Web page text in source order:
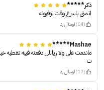
ذكر*****
اتمنى باسرع وقت يوفرونه
(64) ارسال رد
Mashae*****
ماندمت على ولا رياللل دفعته فييه تغطيه
ت
(17) ارسال رد